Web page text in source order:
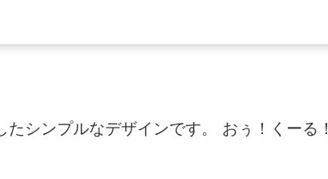
たシンプルなデザインです。 おぅ！くーる！